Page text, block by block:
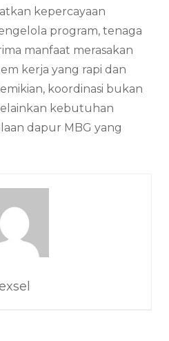
kepercayaan
program, tenaga
manfaat merasakan
kerja yang rapi dan
koordinasi bukan
kebutuhan
dapur MBG yang